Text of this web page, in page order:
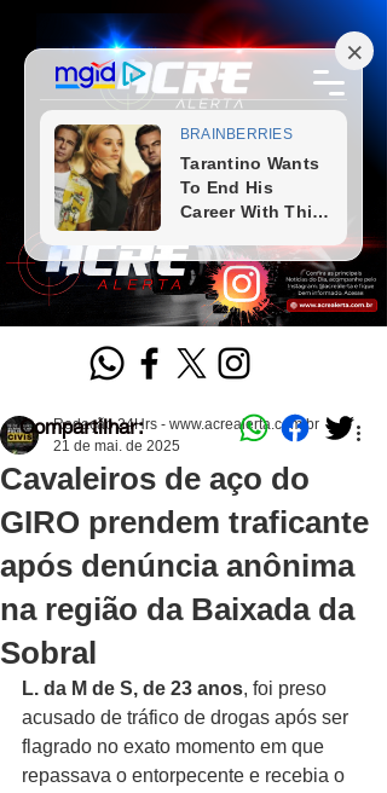
Cavaleiros de aço do
GIRO prendem traficante
após denúncia anônima
na região da Baixada da
Sobral
Redação 24Hrs - www.acrealerta.com.br
21 de mai. de 2025
L. da M de S, de 23 anos, foi preso
acusado de tráfico de drogas após ser
flagrado no exato momento em que
repassava o entorpecente e recebia o
Compartilhar: